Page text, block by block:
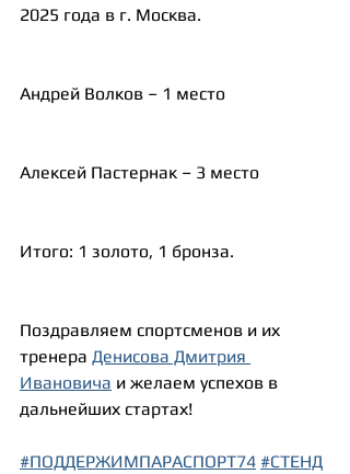
2025 года в г. Москва.
Андрей Волков – 1 место
Алексей Пастернак – 3 место
Итого: 1 золото, 1 бронза.
Поздравляем спортсменов и их
тренера Денисова Дмитрия
Ивановича и желаем успехов в
дальнейших стартах!
#ПОДДЕРЖИМПАРАСПОРТ74 #СТЕНД